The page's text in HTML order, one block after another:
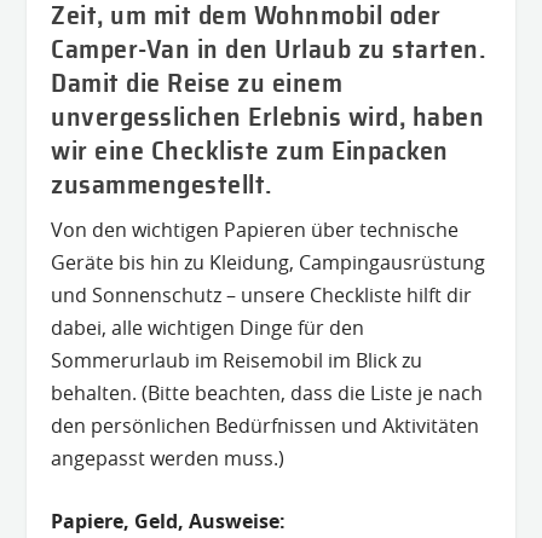
Zeit, um mit dem Wohnmobil oder
Camper-Van in den Urlaub zu starten.
Damit die Reise zu einem
unvergesslichen Erlebnis wird, haben
wir eine Checkliste zum Einpacken
zusammengestellt.
Von den wichtigen Papieren über technische
Geräte bis hin zu Kleidung, Campingausrüstung
und Sonnenschutz – unsere Checkliste hilft dir
dabei, alle wichtigen Dinge für den
Sommerurlaub im Reisemobil im Blick zu
behalten. (Bitte beachten, dass die Liste je nach
den persönlichen Bedürfnissen und Aktivitäten
angepasst werden muss.)
Papiere, Geld, Ausweise: